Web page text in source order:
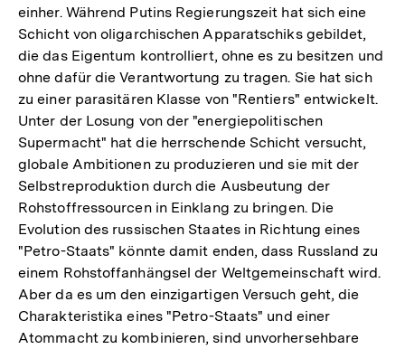
einher. Während Putins Regierungszeit hat sich eine
Schicht von oligarchischen Apparatschiks gebildet,
die das Eigentum kontrolliert, ohne es zu besitzen und
ohne dafür die Verantwortung zu tragen. Sie hat sich
zu einer parasitären Klasse von "Rentiers" entwickelt.
Unter der Losung von der "energiepolitischen
Supermacht" hat die herrschende Schicht versucht,
globale Ambitionen zu produzieren und sie mit der
Selbstreproduktion durch die Ausbeutung der
Rohstoffressourcen in Einklang zu bringen. Die
Evolution des russischen Staates in Richtung eines
"Petro-Staats" könnte damit enden, dass Russland zu
einem Rohstoffanhängsel der Weltgemeinschaft wird.
Aber da es um den einzigartigen Versuch geht, die
Charakteristika eines "Petro-Staats" und einer
Atommacht zu kombinieren, sind unvorhersehbare